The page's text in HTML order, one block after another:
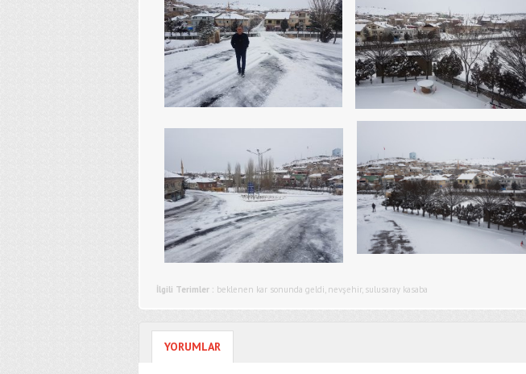
İlgili Terimler : beklenen kar sonunda geldi, nevşehir, sulusaray kasaba
YORUMLAR